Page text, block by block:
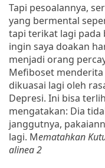
Tapi pesoalannya,
yang bermental
tapi terikat lagi pada
ingin saya doakan
menjadi orang
Mefiboset
dikuasai lagi oleh
Depresi. Ini bisa
mengatakan: Dia
janggutnya,
lagi. Mematahkan
alinea 2